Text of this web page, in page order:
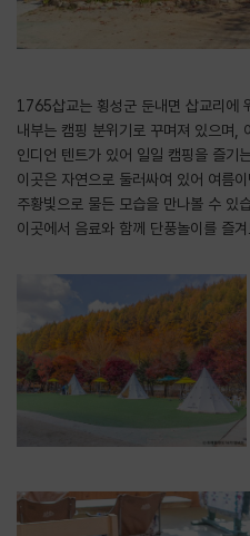
1765삽교는 횡성군 둔내면 삽교리에
내부는 캠핑 분위기로 꾸며져 있으며,
인디언 텐트가 있어 일일 캠핑을 즐기
이곳은 자연으로 둘러싸여 있어 여름
주황빛으로 물든 모습을 만나볼 수 있
이곳에서 음료와 함께 단풍놀이를 즐